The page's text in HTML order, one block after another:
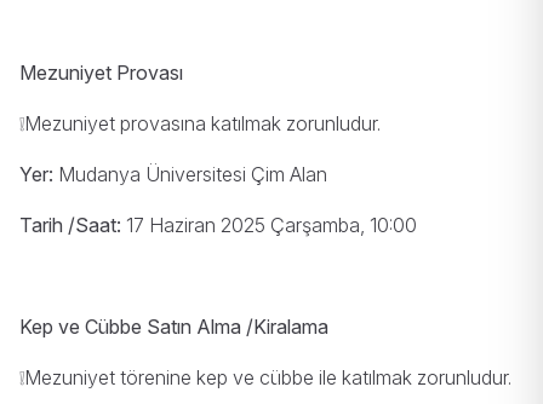
Mezuniyet Provası
❕Mezuniyet provasına katılmak zorunludur.
Yer: Mudanya Üniversitesi Çim Alan
Tarih /Saat: 17 Haziran 2025 Çarşamba, 10:00
Kep ve Cübbe Satın Alma /Kiralama
❕Mezuniyet törenine kep ve cübbe ile katılmak zorunludur.